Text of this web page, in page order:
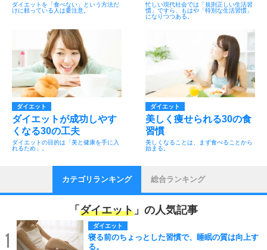
ダイエットを「食べない」という方法だ
けに頼っている人は要注意。
忙しい現代社会では「規則正しい生活習
慣」ですら、もはや「特別な生活習慣」
になりつつある。
ダイエット
ダイエットが成功しやす
くなる30の工夫
ダイエットの目的は「美と健康を手に入
れるため」。
ダイエット
美しく痩せられる30の食
習慣
美しくなることは、まず食べることから
始まる。
カテゴリランキング 総合ランキング
「 ダイエット 」の人気記事
1
ダイエット
寝る前のちょっとした習慣で、睡眠の質は向上す
る。